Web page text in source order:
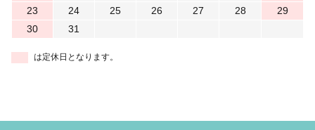
23
24 25 26 27 28
29
30
31
は定休日となります。